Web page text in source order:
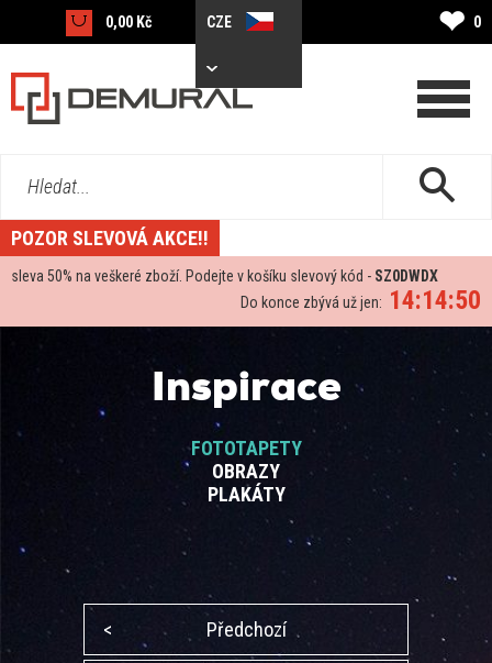
0,00 Kč CZE ❤ 0
Hledat...
POZOR SLEVOVÁ AKCE!!
sleva 50% na veškeré zboží. Podejte v košíku slevový kód - SZ0DWDX
14:14:49
Do konce zbývá už jen:
Inspirace
FOTOTAPETY
OBRAZY
PLAKÁTY
< Předchozí